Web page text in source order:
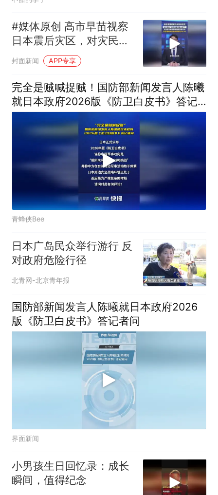
#媒体原创 高市早苗视察
日本震后灾区，对灾民说
“您还活着真是太好了”，
日本网友晒视频质疑其刻
意作秀
封面新闻 APP专享
完全是贼喊捉贼！国防部新闻发言人陈曦
就日本政府2026版《防卫白皮书》答记
者问
青蜂侠Bee
日本广岛民众举行游行 反
对政府危险行径
北青网-北京青年报
国防部新闻发言人陈曦就日本政府2026
版《防卫白皮书》答记者问
界面新闻
小男孩生日回忆录：成长
瞬间，值得纪念